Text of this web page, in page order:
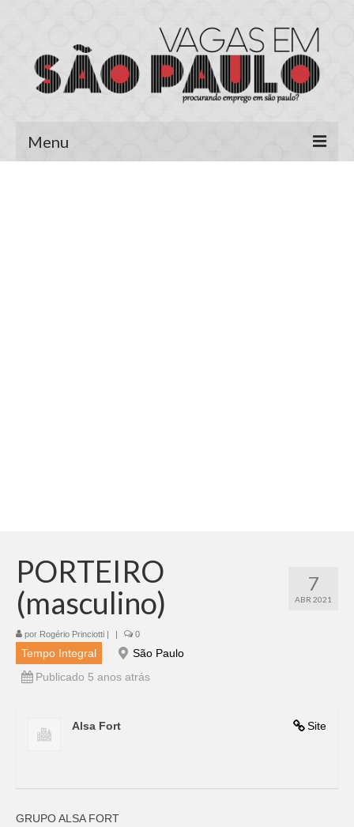
Menu
7
ABR 2021
PORTEIRO
(masculino)
por Rogério Princiotti | | 0
Tempo Integral
São Paulo
Publicado 5 anos atrás
Site
Alsa Fort
GRUPO ALSA FORT